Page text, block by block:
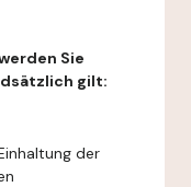
Sie
gilt:
der